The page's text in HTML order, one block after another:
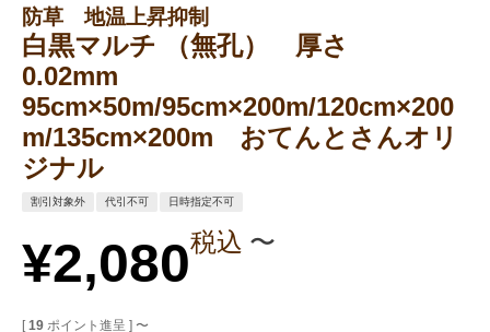
防草 地温上昇抑制
白黒マルチ （無孔） 厚さ
0.02mm
95cm×50m/95cm×200m/120cm×200
m/135cm×200m おてんとさんオリ
ジナル
割引対象外 代引不可 日時指定不可
¥2,080税込 〜
[ 19 ポイント進呈 ] 〜